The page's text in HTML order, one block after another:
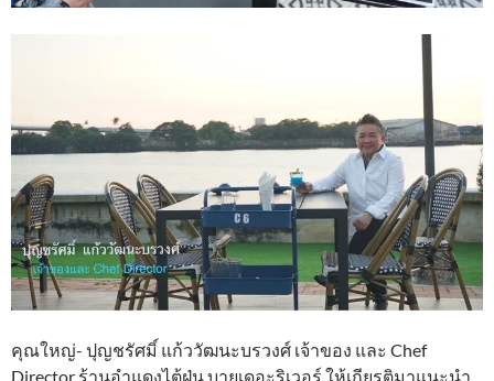
คุณใหญ่- ปุญชรัศมิ์ แก้ววัฒนะบรวงศ์ เจ้าของ และ Chef
Director ร้านอำแดงไต้ฝุ่น บายเดอะริเวอร์ ให้เกียรติมาแนะนำ